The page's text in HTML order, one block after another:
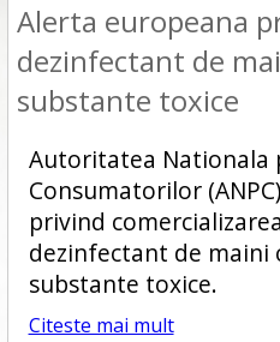
Alerta europeana
dezinfectant de
substante toxice
Autoritatea Nationala
Consumatorilor
privind
dezinfectant de maini
substante toxice.
Citeste mai mult